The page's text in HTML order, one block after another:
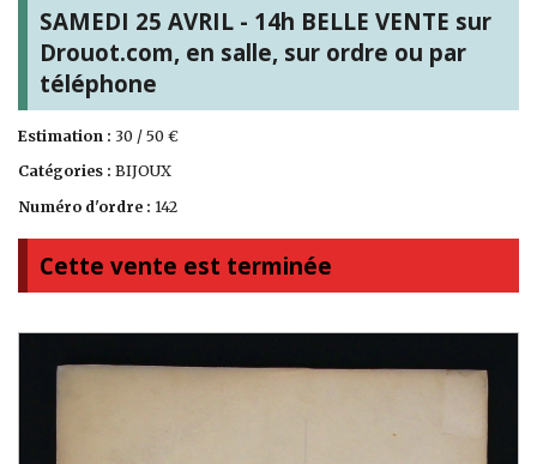
SAMEDI 25 AVRIL - 14h BELLE VENTE sur
Drouot.com, en salle, sur ordre ou par
téléphone
Estimation : 30 / 50 €
Catégories : BIJOUX
Numéro d'ordre : 142
Cette vente est terminée